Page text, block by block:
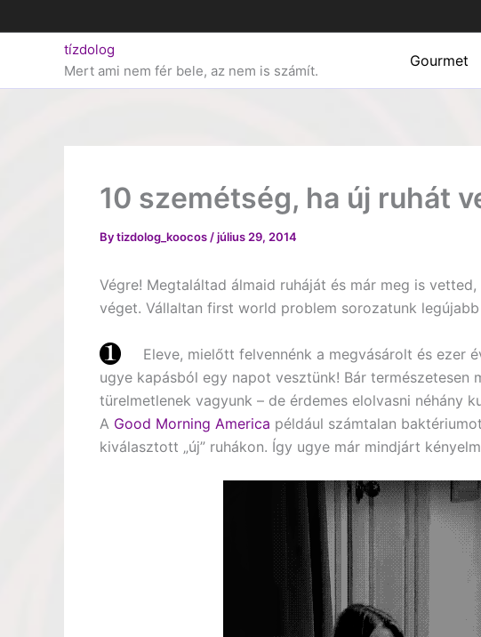
to
tízdolog
Mert ami nem fér bele, az nem is számít.
Gourmet
10 szemétség, ha új ruhát
Bytizdolog_koocos /július 29, 2014
Végre! Megtaláltad álmaid ruháját és már meg is
véget. Vállaltan first world problem sorozatunk
Eleve, mielőtt felvennénk a megvásárolt és ezer
ugye kapásból egy napot vesztünk! Bár természetesen
türelmetlenek vagyunk – de érdemes elolvasni néhány
A Good Morning America például számtalan
kiválasztott „új” ruhákon. Így ugye már mindjárt